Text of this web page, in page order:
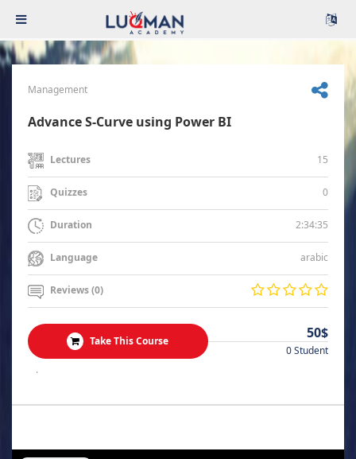
Management
Advance S-Curve using Power BI
Lectures 15
Quizzes 0
Duration 2:34:35
Language arabic
Reviews (0)
Take This Course 50$
0 Student
.